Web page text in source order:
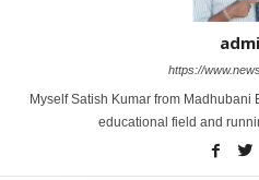
https://
Myself Satish Kumar from Madhubani
educational field and